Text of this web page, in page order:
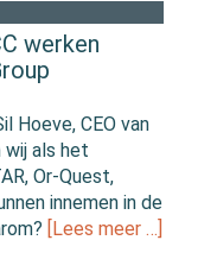
werken
Hoeve, CEO van
wij als het
Or-Quest,
innemen in de
[Lees meer …]